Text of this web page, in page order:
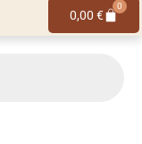
0,00 €
0